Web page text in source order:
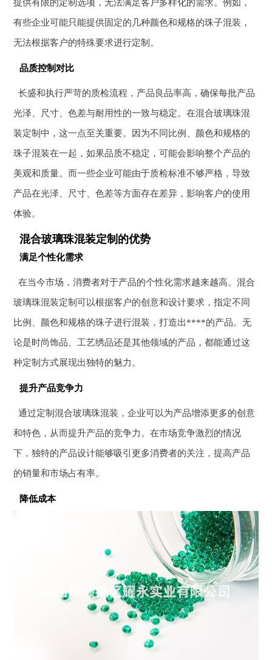
提供有限的定制选项，无法满足客户多样化的需求。例如，
有些企业可能只能提供固定的几种颜色和规格的珠子混装，
无法根据客户的特殊要求进行定制。
品质控制对比
长盛和执行严苛的质检流程，产品良品率高，确保每批产品
光泽、尺寸、色差与耐用性的一致与稳定。在混合玻璃珠混
装定制中，这一点至关重要。因为不同比例、颜色和规格的
珠子混装在一起，如果品质不稳定，可能会影响整个产品的
美观和质量。而一些企业可能由于质检标准不够严格，导致
产品在光泽、尺寸、色差等方面存在差异，影响客户的使用
体验。
混合玻璃珠混装定制的优势
满足个性化需求
在当今市场，消费者对于产品的个性化需求越来越高。混合
玻璃珠混装定制可以根据客户的创意和设计要求，指定不同
比例、颜色和规格的珠子进行混装，打造出****的产品。无
论是时尚饰品、工艺绣品还是其他领域的产品，都能通过这
种定制方式展现出独特的魅力。
提升产品竞争力
通过定制混合玻璃珠混装，企业可以为产品增添更多的创意
和特色，从而提升产品的竞争力。在市场竞争激烈的情况
下，独特的产品设计能够吸引更多消费者的关注，提高产品
的销量和市场占有率。
降低成本